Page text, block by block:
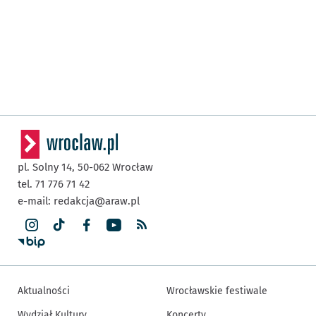
pl. Solny 14, 50-062 Wrocław
tel. 71 776 71 42
e-mail: redakcja@araw.pl
Aktualności
Wrocławskie festiwale